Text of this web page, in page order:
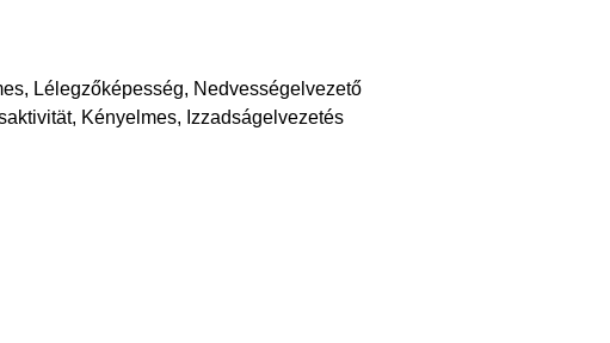
Lélegzőképesség, Nedvességelvezető
Kényelmes, Izzadságelvezetés